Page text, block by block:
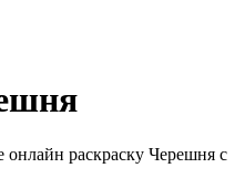
онлайн раскраску Черешня с